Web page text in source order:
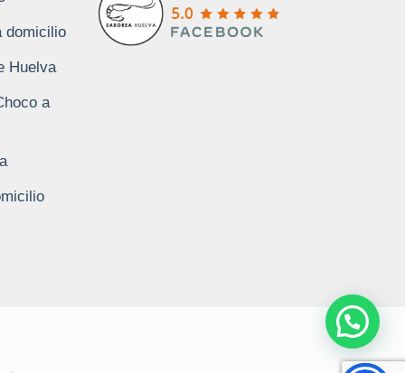
domicilio
Huelva
a